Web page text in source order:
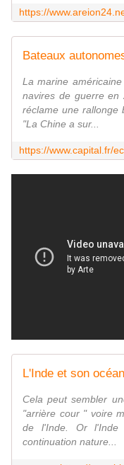
La marine
navires de guerre en
réclame une rallonge
"La Chine a sur...
L'Inde et son océan
Cela peut sembler
"arrière cour " voire
de l'Inde. Or
continuation nature...